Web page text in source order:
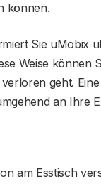
können.
Sie uMobix
Weise können
geht.
an Ihre
am Esstisch